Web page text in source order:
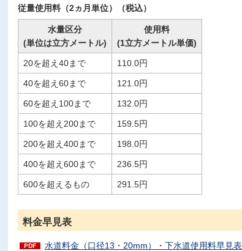
従量使用料（2ヵ月単位）（税込）
水量区分
(単位は立方メートル)
使用料
(1立方メートル単価)
20を超え40まで 110.0円
40を超え60まで 121.0円
60を超え100まで 132.0円
100を超え200まで 159.5円
200を超え400まで 198.0円
400を超え600まで 236.5円
600を超えるもの 291.5円
料金早見表
水道料金（口径13・20mm）・下水道使用料早見表